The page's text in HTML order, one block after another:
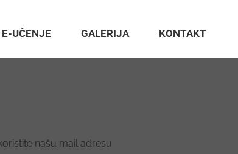
E-UČENJE GALERIJA KONTAKT
našu mail adresu